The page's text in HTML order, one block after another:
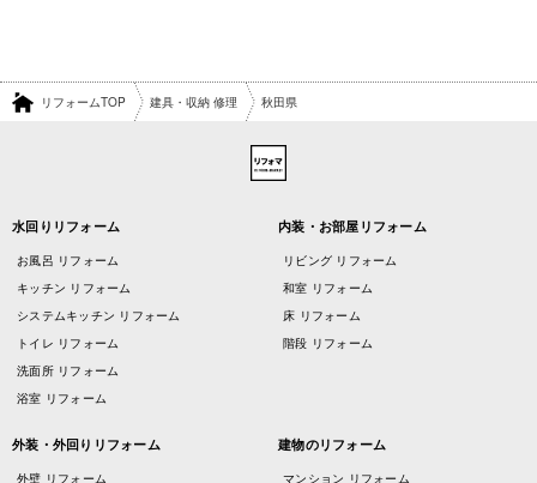
リフォームTOP 建具・収納 修理 秋田県
水回りリフォーム
お風呂 リフォーム
キッチン リフォーム
システムキッチン リフォーム
トイレ リフォーム
洗面所 リフォーム
浴室 リフォーム
内装・お部屋リフォーム
リビング リフォーム
和室 リフォーム
床 リフォーム
階段 リフォーム
外装・外回りリフォーム
外壁 リフォーム
建物のリフォーム
マンション リフォーム